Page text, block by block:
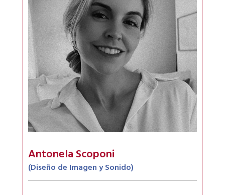
Antonela Scoponi
(Diseño de Imagen y Sonido)